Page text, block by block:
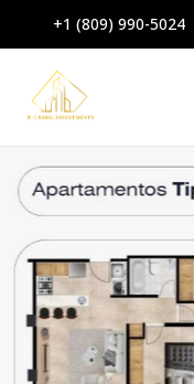
+1 (809) 990-5024